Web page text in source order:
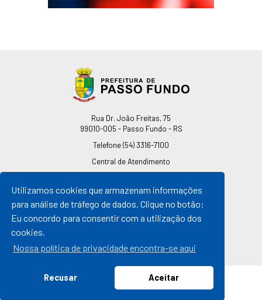
Utilizamos cookies que armazenam informações
para análise de tráfego de dados. Clique no botão:
Eu concordo para consentir com a utilização dos
cookies.
Nossa política de privacidade encontra-se aqui
Recusar Aceitar
Endereço
Rua Dr. João Freitas, 75
99010-005 - Passo Fundo - RS
Telefone(54) 3316-7100
Central de Atendimento
0800 541 7100
Horário de Atendimento
De segunda a sexta-feira
Das 13h30min às 17h
© 2026 Prefeitura de Passo Fundo
Todos os direitos reservados |By Mosite